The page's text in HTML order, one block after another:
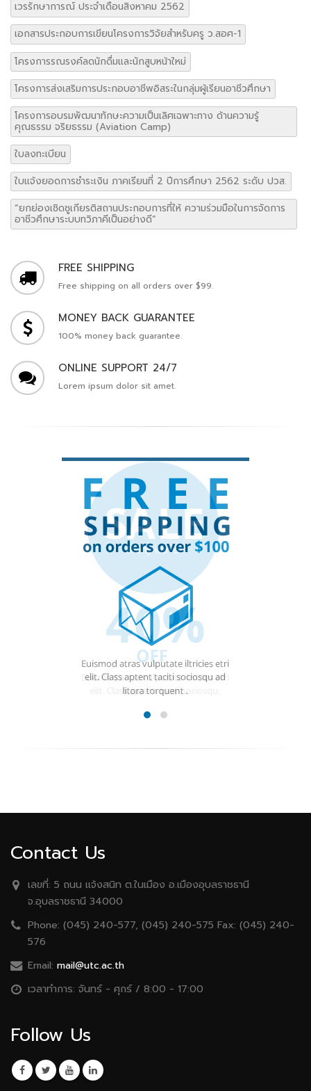
เวรรักษาการณ์ ประจำเดือนสิงหาคม 2562
เอกสารประกอบการเขียนโครงการวิจัยสำหรับครู ว.สอศ-1
โครงการรณรงค์ลดนักดื่มและนักสูบหน้าใหม่
โครงการส่งเสริมการประกอบอาชีพอิสระในกลุ่มผู้เรียนอาชีวศึกษา
โครงการอบรมพัฒนาทักษะความเป็นเลิศเฉพาะทาง ด้านความรู้
คุณธรรม จริยธรรม (Aviation Camp)
ใบลงทะเบียน
ใบแจ้งยอดการชำระเงิน ภาคเรียนที่ 2 ปีการศึกษา 2562 ระดับ ปวส.
“ยกย่องเชิดชูเกียรติสถานประกอบการที่ให้ ความร่วมมือในการจัดการ
อาชีวศึกษาระบบทวิภาคีเป็นอย่างดี”
FREE SHIPPING
Free shipping on all orders over $99.
MONEY BACK GUARANTEE
100% money back guarantee.
ONLINE SUPPORT 24/7
Lorem ipsum dolor sit amet.
Contact Us
เลขที่: 5 ถนน เเจ้งสนิท ต.ในเมือง อ.เมืองอุบลราชธานี
จ.อุบลราชธานี 34000
Phone: (045) 240-577, (045) 240-575 Fax: (045) 240-
576
Email: mail@utc.ac.th
เวลาทำการ: จันทร์ - ศุกร์ / 8:00 - 17:00
Follow Us